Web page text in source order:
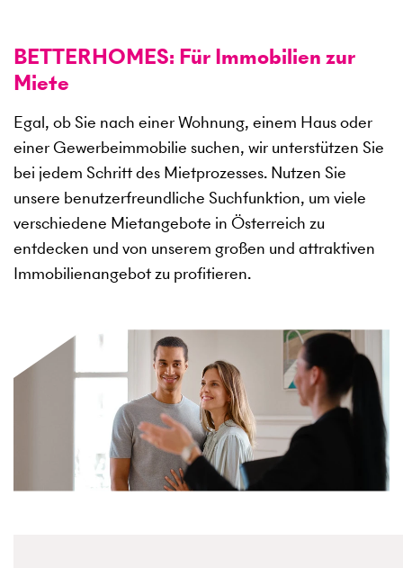
BETTERHOMES: Für Immobilien zur
Miete
Egal, ob Sie nach einer Wohnung, einem Haus oder
einer Gewerbeimmobilie suchen, wir unterstützen Sie
bei jedem Schritt des Mietprozesses. Nutzen Sie
unsere benutzerfreundliche Suchfunktion, um viele
verschiedene Mietangebote in Österreich zu
entdecken und von unserem großen und attraktiven
Immobilienangebot zu profitieren.